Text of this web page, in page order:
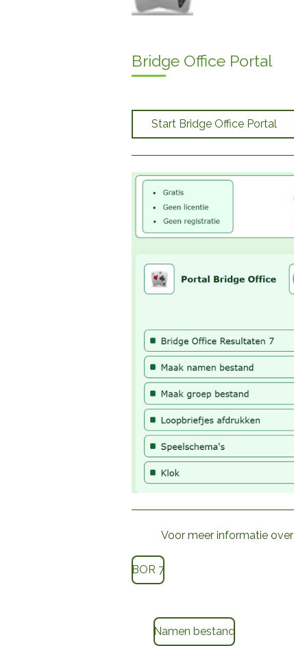
Bridge Office Portal
Start Bridge Office Portal
Voor meer informatie
BOR 7
Namen bestand